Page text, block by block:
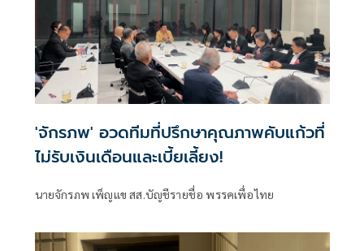
'จักรภพ' อวดทีมที่ปรึกษาคุณภาพคับแก้วที่
ไม่รับเงินเดือนและเบี้ยเลี้ยง!
นายจักรภพ เพ็ญแข สส.บัญชีรายชื่อ พรรคเพื่อไทย